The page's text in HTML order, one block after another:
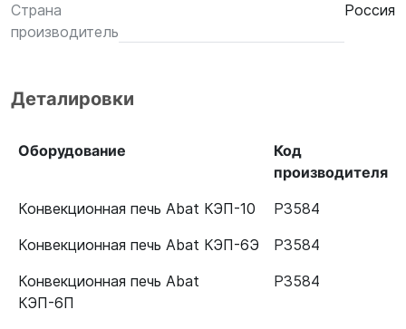
Страна
производитель
Россия
Деталировки
Оборудование
Код
производителя
Конвекционная печь Abat КЭП-10
Р3584
Конвекционная печь Abat КЭП-6Э
Р3584
Конвекционная печь Abat
КЭП-6П
Р3584